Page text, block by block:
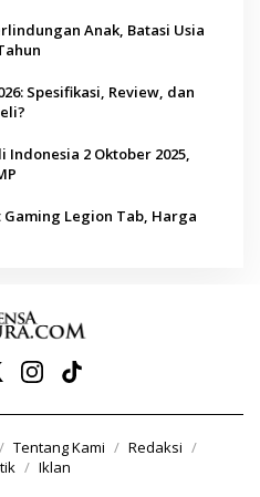
Anak, Batasi Usia
Spesifikasi, Review, dan
Indonesia 2 Oktober 2025,
Legion Tab, Harga
Tentang Kami
Redaksi
Iklan